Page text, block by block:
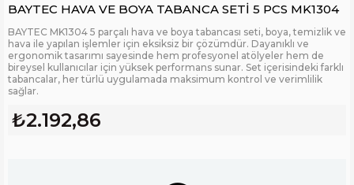
BAYTEC HAVA VE BOYA TABANCA SETİ 5 PCS MK1304
BAYTEC MK1304 5 parçalı hava ve boya tabancası seti, boya, temizlik ve
hava ile yapılan işlemler için eksiksiz bir çözümdür. Dayanıklı ve
ergonomik tasarımı sayesinde hem profesyonel atölyeler hem de
bireysel kullanıcılar için yüksek performans sunar. Set içerisindeki farklı
tabancalar, her türlü uygulamada maksimum kontrol ve verimlilik
sağlar.
₺2.192,86